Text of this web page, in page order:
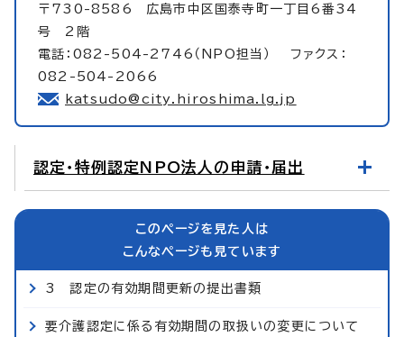
〒730-8586 広島市中区国泰寺町一丁目6番34
号 2階
電話：082-504-2746（NPO担当） ファクス：
082-504-2066
katsudo@city.hiroshima.lg.jp
認定・特例認定NPO法人の申請・届出
このページを見た人は
こんなページも見ています
3 認定の有効期間更新の提出書類
要介護認定に係る有効期間の取扱いの変更について